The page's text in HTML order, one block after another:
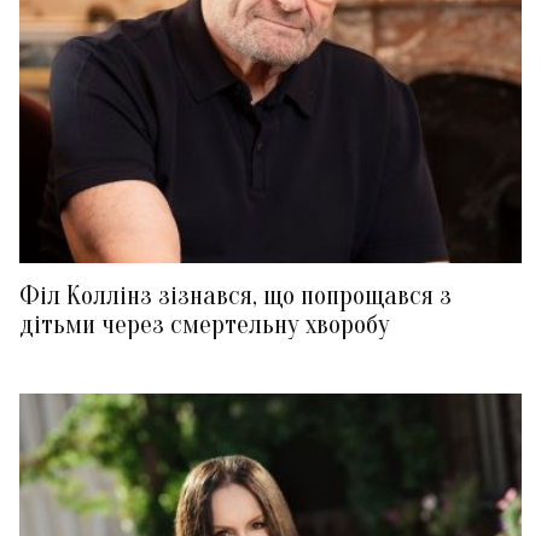
Філ Коллінз зізнався, що попрощався з
дітьми через смертельну хворобу